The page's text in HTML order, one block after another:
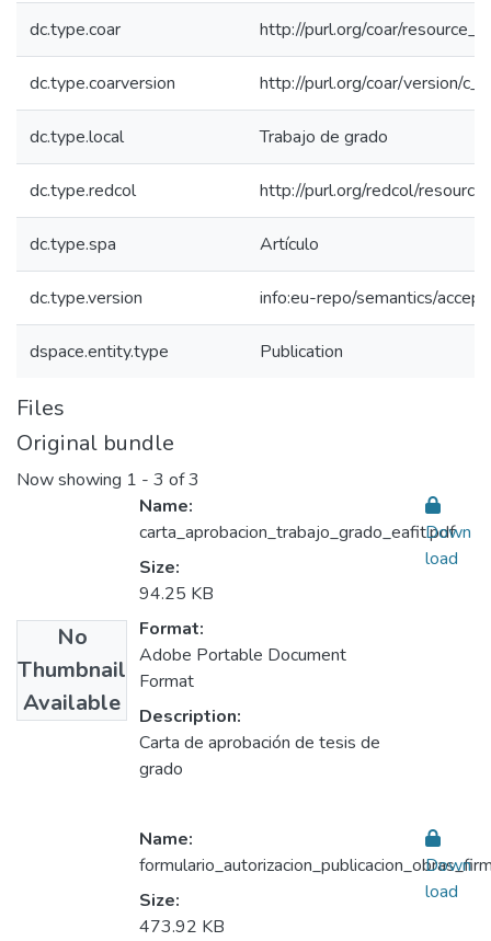
dc.type.coar http://purl.org/coar/
dc.type.coarversion http://purl.org/coar/version/
dc.type.local Trabajo de grado
dc.type.redcol http://purl.org/redcol/
dc.type.spa Artículo
dc.type.version info:eu-repo/semantics/
dspace.entity.type Publication
Files
Original bundle
Now showing 1 - 3 of 3
No
Thumbnail
Available
Name:
carta_aprobacion_trabajo_grado_eafit.pdf
Size:
94.25 KB
Format:
Adobe Portable Document
Format
Description:
Carta de aprobación de tesis de
grado
Down
load
Name:
Size:
473.92 KB
Down
load